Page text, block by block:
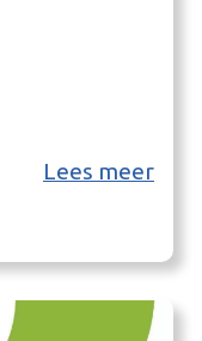
Lees meer